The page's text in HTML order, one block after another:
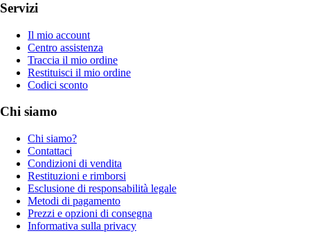
Servizi
Il mio account
Centro assistenza
Traccia il mio ordine
Restituisci il mio ordine
Codici sconto
Chi siamo
Chi siamo?
Contattaci
Condizioni di vendita
Restituzioni e rimborsi
Esclusione di responsabilità legale
Metodi di pagamento
Prezzi e opzioni di consegna
Informativa sulla privacy